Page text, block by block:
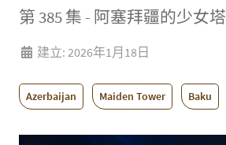
第 385 集 - 阿塞拜疆的少女塔
建立: 2026年1月18日
Azerbaijan Maiden Tower Baku